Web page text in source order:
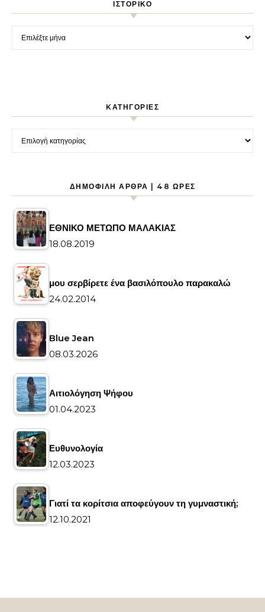
ΙΣΤΟΡΙΚΌ
Ιστορικό
KΑΤΗΓΟΡΊΕΣ
Kατηγορίες
ΔΗΜΟΦΙΛΉ ΆΡΘΡΑ | 48 ΏΡΕΣ
ΕΘΝΙΚΟ ΜΕΤΩΠΟ ΜΑΛΑΚΙΑΣ
18.08.2019
μου σερβίρετε ένα βασιλόπουλο παρακαλώ
24.02.2014
Blue Jean
08.03.2026
Αιτιολόγηση Ψήφου
01.04.2023
Ευθυνολογία
12.03.2023
Γιατί τα κορίτσια αποφεύγουν τη γυμναστική;
12.10.2021